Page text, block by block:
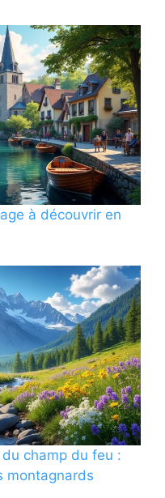
à découvrir en
champ du feu :
montagnards